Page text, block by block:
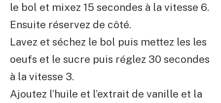
le bol et mixez 15 secondes à la vitesse 6.
Ensuite réservez de côté.
Lavez et séchez le bol puis mettez les les
oeufs et le sucre puis réglez 30 secondes
à la vitesse 3.
Ajoutez l’huile et l’extrait de vanille et la